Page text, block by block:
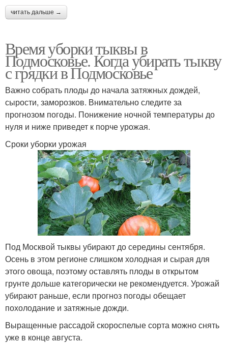
читать дальше →
Время уборки тыквы в
Подмосковье. Когда убирать тыкву
с грядки в Подмосковье
Важно собрать плоды до начала затяжных дождей,
сырости, заморозков. Внимательно следите за
прогнозом погоды. Понижение ночной температуры до
нуля и ниже приведет к порче урожая.
Сроки уборки урожая
Под Москвой тыквы убирают до середины сентября.
Осень в этом регионе слишком холодная и сырая для
этого овоща, поэтому оставлять плоды в открытом
грунте дольше категорически не рекомендуется. Урожай
убирают раньше, если прогноз погоды обещает
похолодание и затяжные дожди.
Выращенные рассадой скороспелые сорта можно снять
уже в конце августа.